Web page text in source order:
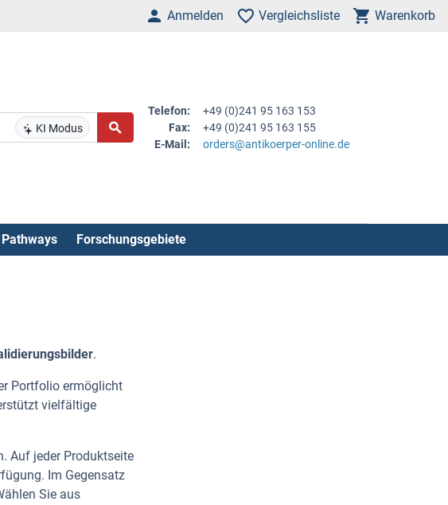
Anmelden Vergleichsliste Warenkorb
KI Modus
Telefon:
+49 (0)241 95 163 153
Fax:
+49 (0)241 95 163 155
E-Mail:
orders@antikoerper-online.de
Pathways Forschungsgebiete
.
Portfolio ermöglicht
vielfältige
Auf jeder Produktseite
Im Gegensatz
Sie aus